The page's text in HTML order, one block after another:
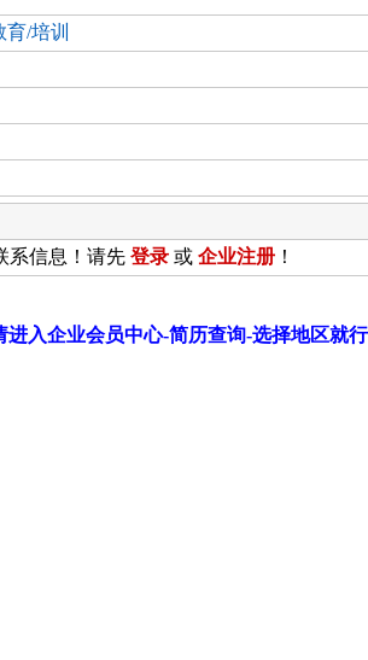
/培训
系信息！请先 登录 或 企业注册 ！
进入企业会员中心-简历查询-选择地区就行